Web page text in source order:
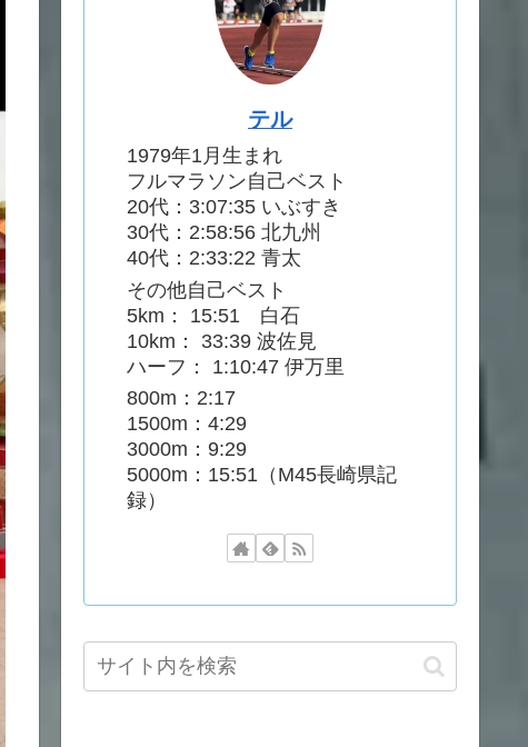
テル
1979年1月生まれ
フルマラソン自己ベスト
20代：3:07:35 いぶすき
30代：2:58:56 北九州
40代：2:33:22 青太
その他自己ベスト
5km： 15:51 白石
10km： 33:39 波佐見
ハーフ： 1:10:47 伊万里
800m：2:17
1500m：4:29
3000m：9:29
5000m：15:51（M45長崎県記
録）